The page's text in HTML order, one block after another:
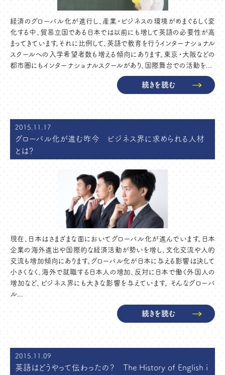
経済のグローバル化が進行し、産業・ビジネスの環境がめまぐるしく変
化する中、貿易立国である日本では以前にも増して英語の必要性が高
まってきています。それに比例して、英語で教育を行うインターナショナル
スクールへの入学希望者数も増える傾向にあります。東京・大阪などの
都市圏にもインターナショナルスクールがあり、国際舞台での活動を...
続きを読む
2015.11.17
グローバル化が進む昨今 ビジネス界に求められる人材
とは？
現在、日本はさまざまな面においてグローバル化が進んでいます。日本
企業の海外進出や国際的な経済活動が勢いを増し、文化交流や人的
交流も増加傾向にあります。グローバル化が日本に与える影響は決して
小さくなく、海外で就職する日本人の増加、反対に日本で働く外国人の
増加など、ビジネス界にも大きな影響を与えています。 そんなグローバ
ル...
続きを読む
2015.11.09
英語はどうやって伝わったの？ The History of English i